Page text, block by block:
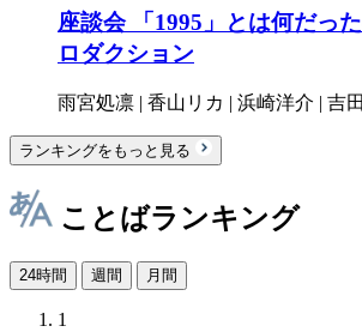
座談会 「1995」とは何だっ
ロダクション
雨宮処凛 | 香山リカ | 浜崎洋介 | 吉
ランキングをもっと見る
ことばランキング
24時間 週間 月間
1